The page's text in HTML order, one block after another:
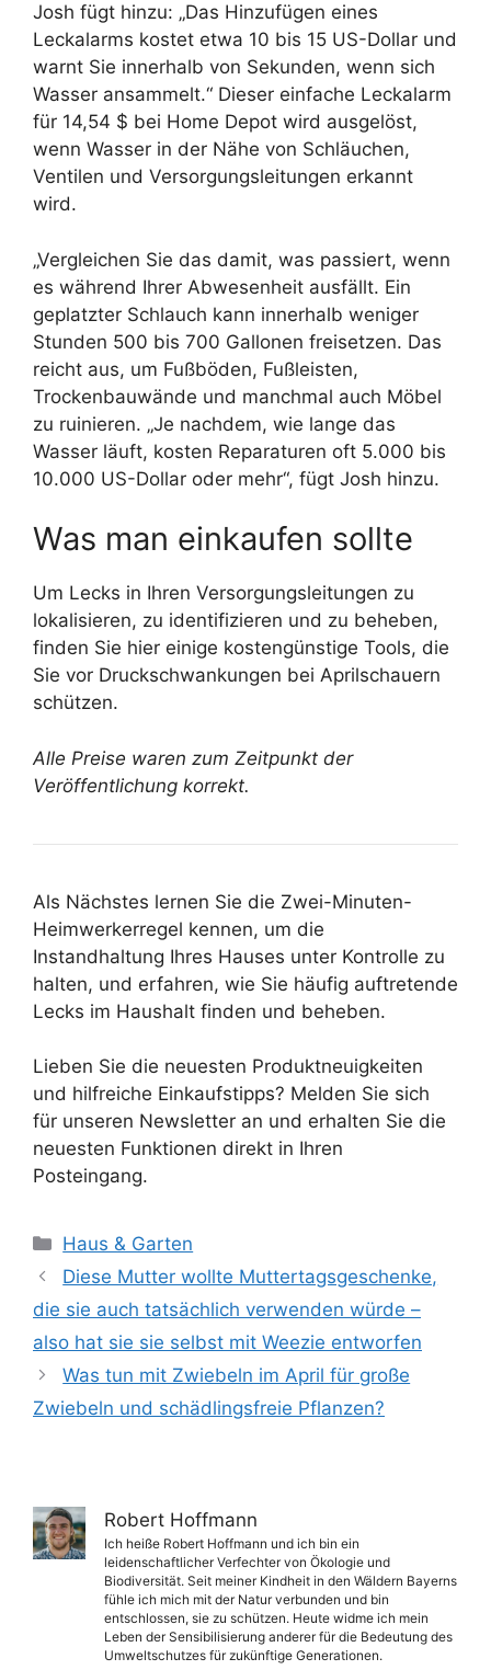
Josh fügt hinzu: „Das Hinzufügen eines
Leckalarms kostet etwa 10 bis 15 US-Dollar und
warnt Sie innerhalb von Sekunden, wenn sich
Wasser ansammelt.“ Dieser einfache Leckalarm
für 14,54 $ bei Home Depot wird ausgelöst,
wenn Wasser in der Nähe von Schläuchen,
Ventilen und Versorgungsleitungen erkannt
wird.
„Vergleichen Sie das damit, was passiert, wenn
es während Ihrer Abwesenheit ausfällt. Ein
geplatzter Schlauch kann innerhalb weniger
Stunden 500 bis 700 Gallonen freisetzen. Das
reicht aus, um Fußböden, Fußleisten,
Trockenbauwände und manchmal auch Möbel
zu ruinieren. „Je nachdem, wie lange das
Wasser läuft, kosten Reparaturen oft 5.000 bis
10.000 US-Dollar oder mehr“, fügt Josh hinzu.
Was man einkaufen sollte
Um Lecks in Ihren Versorgungsleitungen zu
lokalisieren, zu identifizieren und zu beheben,
finden Sie hier einige kostengünstige Tools, die
Sie vor Druckschwankungen bei Aprilschauern
schützen.
Alle Preise waren zum Zeitpunkt der
Veröffentlichung korrekt.
Als Nächstes lernen Sie die Zwei-Minuten-
Heimwerkerregel kennen, um die
Instandhaltung Ihres Hauses unter Kontrolle zu
halten, und erfahren, wie Sie häufig auftretende
Lecks im Haushalt finden und beheben.
Lieben Sie die neuesten Produktneuigkeiten
und hilfreiche Einkaufstipps? Melden Sie sich
für unseren Newsletter an und erhalten Sie die
neuesten Funktionen direkt in Ihren
Posteingang.
Kategorien
Haus & Garten
Diese Mutter wollte Muttertagsgeschenke,
die sie auch tatsächlich verwenden würde –
also hat sie sie selbst mit Weezie entworfen
Was tun mit Zwiebeln im April für große
Zwiebeln und schädlingsfreie Pflanzen?
Robert Hoffmann
Ich heiße Robert Hoffmann und ich bin ein
leidenschaftlicher Verfechter von Ökologie und
Biodiversität. Seit meiner Kindheit in den Wäldern Bayerns
fühle ich mich mit der Natur verbunden und bin
entschlossen, sie zu schützen. Heute widme ich mein
Leben der Sensibilisierung anderer für die Bedeutung des
Umweltschutzes für zukünftige Generationen.